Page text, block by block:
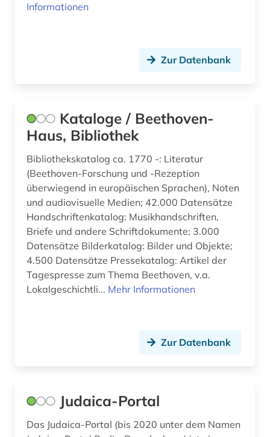
bach (2)
baden-württemberg (4)
badische landesbibliothek (1)
bamberg (2)
bankarchiv (1)
banknote (1)
barcelona (1)
bartensleben <familie> (1)
bayerisch schwaben (1)
bayerische motoren-werke (1)
Moldawien (5)
Niederlande (7)
Niedersachsen (2)
Nordamerika (2)
Nordrhein-Westfalen (2)
Norwegen (26)
Ostmitteleuropa (5)
Polen (13)
Informationen
Zur Datenbank
Kataloge / Beethoven-
Haus, Bibliothek
Bibliothekskatalog ca. 1770 -: Literatur
(Beethoven-Forschung und -Rezeption
überwiegend in europäischen Sprachen), Noten
und audiovisuelle Medien; 42.000 Datensätze
Handschriftenkatalog: Musikhandschriften,
Briefe und andere Schriftdokumente; 3.000
Datensätze Bilderkatalog: Bilder und Objekte;
4.500 Datensätze Pressekatalog: Artikel der
Tagespresse zum Thema Beethoven, v.a.
Lokalgeschichtli... Mehr Informationen
Zur Datenbank
Judaica-Portal
Das Judaica-Portal (bis 2020 unter dem Namen